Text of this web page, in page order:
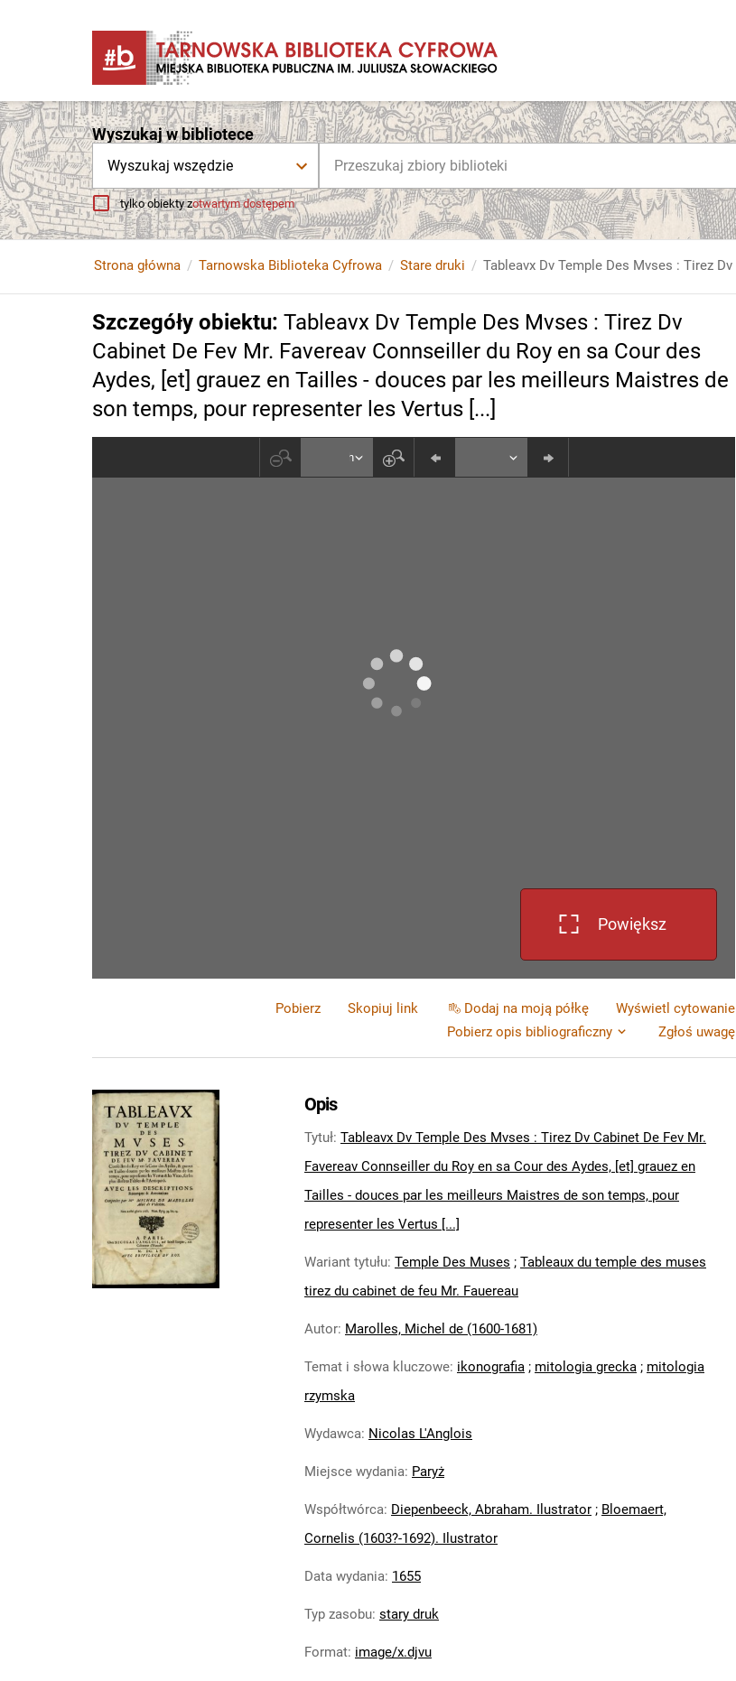
Wyszukaj w bibliotece
Wyszukaj wszędzie
tylko obiekty zotwartym dostępem
Strona główna Tarnowska Biblioteka Cyfrowa Stare druki
Szczegóły obiektu: Tableavx Dv Temple Des Mvses : Tirez Dv
Cabinet De Fev Mr. Favereav Connseiller du Roy en sa Cour des
Aydes, [et] grauez en Tailles - douces par les meilleurs Maistres de
son temps, pour representer les Vertus [...]
Powiększ
Pobierz Skopiuj link Dodaj na moją półkę
Wyświetl cytowanie
Pobierz opis bibliograficzny
Zgłoś uwagę
Opis
Tytuł: Tableavx Dv Temple Des Mvses : Tirez Dv Cabinet De Fev Mr.
Favereav Connseiller du Roy en sa Cour des Aydes, [et] grauez en
Tailles - douces par les meilleurs Maistres de son temps, pour
representer les Vertus [...]
Wariant tytułu: Temple Des Muses ; Tableaux du temple des muses
tirez du cabinet de feu Mr. Fauereau
Autor: Marolles, Michel de (1600-1681)
Temat i słowa kluczowe: ikonografia ; mitologia grecka ; mitologia
rzymska
Wydawca: Nicolas L'Anglois
Miejsce wydania: Paryż
Współtwórca: Diepenbeeck, Abraham. Ilustrator ; Bloemaert,
Cornelis (1603?-1692). Ilustrator
Data wydania: 1655
Typ zasobu: stary druk
Format: image/x.djvu